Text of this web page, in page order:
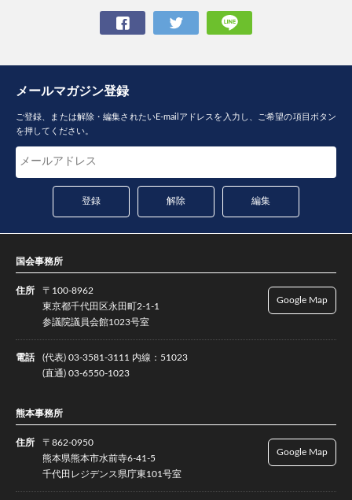
メールマガジン登録
ご登録、または解除・編集されたいE-mailアドレスを入力し、ご希望の項目ボタン
を押してください。
国会事務所
住所
〒100-8962
東京都千代田区永田町2-1-1
参議院議員会館1023号室
電話
(代表) 03-3581-3111 内線：51023
(直通) 03-6550-1023
Google Map
熊本事務所
住所
〒862-0950
熊本県熊本市水前寺6-41-5
千代田レジデンス県庁東101号室
Google Map